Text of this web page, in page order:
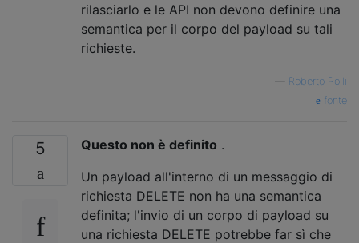
rilasciarlo e le API non devono definire una
semantica per il corpo del payload su tali
richieste.
Roberto Polli
fonte
5 Questo non è definito .
Un payload all'interno di un messaggio di
richiesta DELETE non ha una semantica
definita; l'invio di un corpo di payload su
una richiesta DELETE potrebbe far sì che